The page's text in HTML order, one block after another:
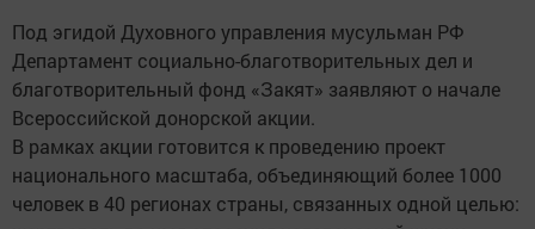
Под эгидой Духовного управления мусульман РФ
Департамент социально-благотворительных дел и
благотворительный фонд «Закят» заявляют о начале
Всероссийской донорской акции.
В рамках акции готовится к проведению проект
национального масштаба, объединяющий более 1000
человек в 40 регионах страны, связанных одной целью: